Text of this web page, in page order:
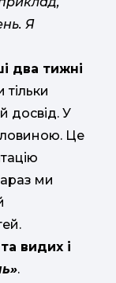
Я
два тижні
тільки
досвід. У
Це
ми
видих і
.